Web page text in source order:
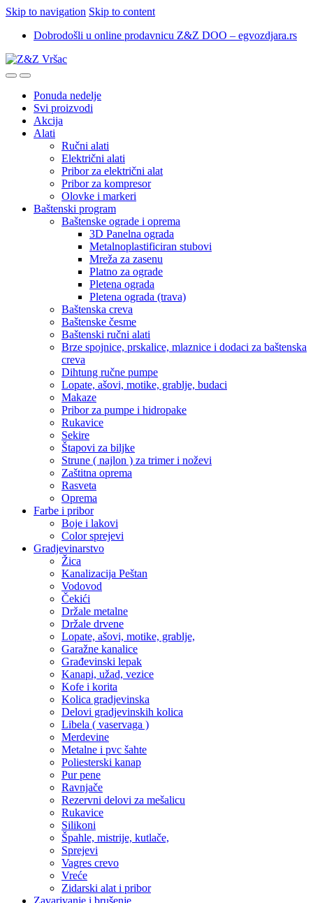
Skip to navigation Skip to content
Dobrodošli u online prodavnicu Z&Z DOO – egvozdjara.rs
Ponuda nedelje
Svi proizvodi
Akcija
Alati
Ručni alati
Električni alati
Pribor za električni alat
Pribor za kompresor
Olovke i markeri
Baštenski program
Baštenske ograde i oprema
3D Panelna ograda
Metalnoplastificiran stubovi
Mreža za zasenu
Platno za ograde
Pletena ograda
Pletena ograda (trava)
Baštenska creva
Baštenske česme
Baštenski ručni alati
Brze spojnice, prskalice, mlaznice i dodaci za baštenska
creva
Dihtung ručne pumpe
Lopate, ašovi, motike, grablje, budaci
Makaze
Pribor za pumpe i hidropake
Rukavice
Sekire
Štapovi za biljke
Strune ( najlon ) za trimer i noževi
Zaštitna oprema
Rasveta
Oprema
Farbe i pribor
Boje i lakovi
Color sprejevi
Gradjevinarstvo
Žica
Kanalizacija Peštan
Vodovod
Čekići
Držale metalne
Držale drvene
Lopate, ašovi, motike, grablje,
Garažne kanalice
Građevinski lepak
Kanapi, užad, vezice
Kofe i korita
Kolica gradjevinska
Delovi gradjevinskih kolica
Libela ( vaservaga )
Merdevine
Metalne i pvc šahte
Poliesterski kanap
Pur pene
Ravnjače
Rezervni delovi za mešalicu
Rukavice
Silikoni
Špahle, mistrije, kutlače,
Sprejevi
Vagres crevo
Vreće
Zidarski alat i pribor
Zavarivanje i brušenje